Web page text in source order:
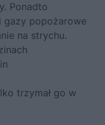
Ponadto
gazy popożarowe
na strychu.
trzymał go w